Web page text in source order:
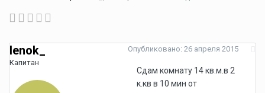
lenok_
Капитан
Опубликовано: 26 апреля 2015
Сдам комнату 14 кв.м.в 2
к.кв в 10 мин от